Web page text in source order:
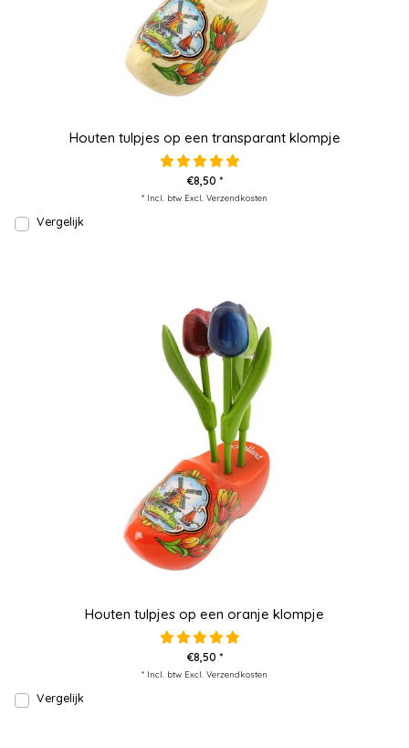
Houten tulpjes op een transparant klompje
€8,50 *
* Incl. btw Excl. Verzendkosten
Vergelijk
Houten tulpjes op een oranje klompje
€8,50 *
* Incl. btw Excl. Verzendkosten
Vergelijk